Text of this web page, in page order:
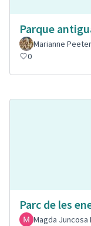
Parque
Marianne
0
Parc de les
Magda Juncosa